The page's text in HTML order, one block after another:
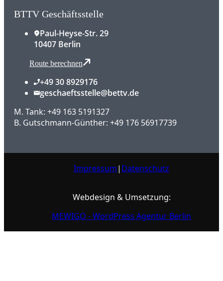
BTTV Geschäftsstelle
Paul-Heyse-Str. 29
10407 Berlin
Route berechnen
+49 30 8929176
geschaeftsstelle@bettv.de
M. Tank: +49 163 5191327
B. Gutschmann-Günther: +49 176 56917739
Impressum| Datenschutz
Webdesign & Umsetzung:
MEWIGO - WordPress Agentur Berlin